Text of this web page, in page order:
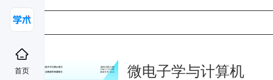
首页 微电子学与计算机